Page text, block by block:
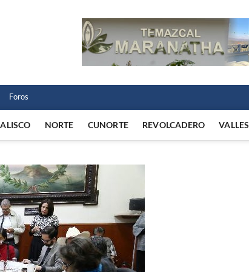
Foros
NORTE CUNORTE REVOLCADERO VALLES